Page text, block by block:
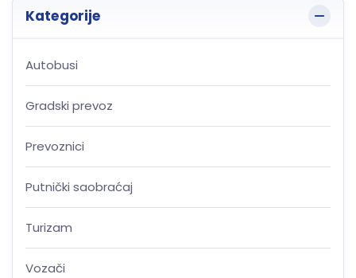
Kategorije
Autobusi
Gradski prevoz
Prevoznici
Putnički saobraćaj
Turizam
Vozači